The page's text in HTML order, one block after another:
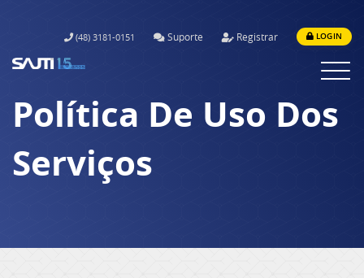
(48) 3181-0151 Suporte Registrar LOGIN
Menu
Política De Uso Dos
Serviços